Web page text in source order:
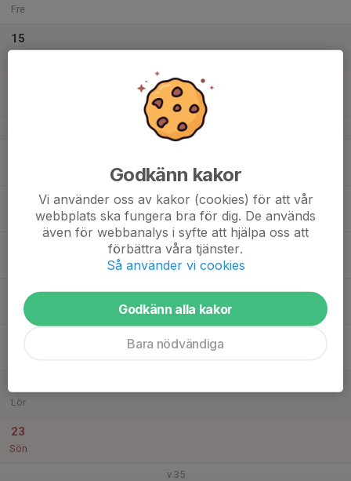
Fre
15
v.34
Tor
Lör
23
Sön
v.35
Godkänn kakor
Vi använder oss av kakor (cookies) för att vår
webbplats ska fungera bra för dig. De används
även för webbanalys i syfte att hjälpa oss att
förbättra våra tjänster.
Så använder vi cookies
Godkänn alla kakor
Bara nödvändiga